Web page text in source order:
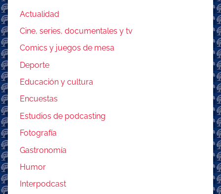
Actualidad
Cine, series, documentales y tv
Comics y juegos de mesa
Deporte
Educación y cultura
Encuestas
Estudios de podcasting
Fotografía
Gastronomía
Humor
Interpodcast